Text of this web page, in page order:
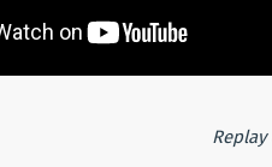
Replay